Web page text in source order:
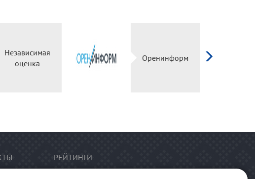
Независимая
оценка
Оренинформ
РЕЙТИНГИ